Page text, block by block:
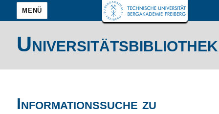
MENÜ
Universitätsbibliothek
Informationssuche zu